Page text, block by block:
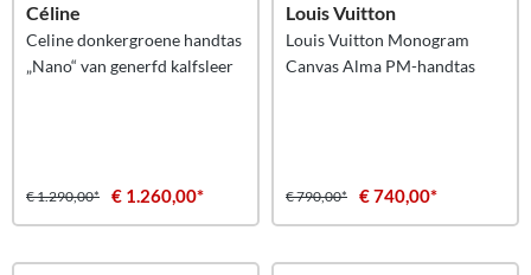
Céline
Celine donkergroene handtas
„Nano“ van generfd kalfsleer
€ 1.290,00* € 1.260,00*
Louis Vuitton
Louis Vuitton Monogram
Canvas Alma PM-handtas
€ 790,00* € 740,00*